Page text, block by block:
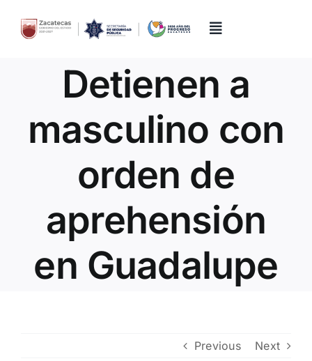
content
Toggle
Directorio
Quiénes Somos
Trámites y Servicios
Transparencia
Detienen a
masculino con
orden de
aprehensión
en Guadalupe
Previous Next